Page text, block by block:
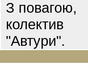
З повагою,
колектив
"Автури".